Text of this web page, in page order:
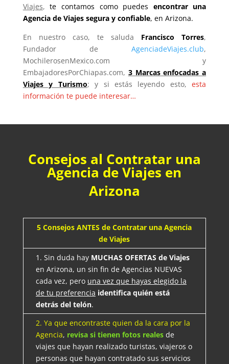
Viajes,te contamos como puedes encontrar una
Agencia de Viajes segura y confiable, en Arizona.
En nuestro caso, te saluda Francisco Torres,
Fundador deAgenciadeViajes.club,
MochilerosenMexico.com y
EmbajadoresPorChiapas.com, 3 Marcas enfocadas a
Viajes y Turismo; y si estás leyendo esto, esta
información te puede interesar…
Consejos al Contratar una
Agencia de Viajes en
Arizona
5 Consejos ANTES de Contratar una Agencia
de Viajes
1. Sin duda hay MUCHAS OFERTAS de Viajes
en Arizona, un sin fin de Agencias NUEVAS
cada vez, pero una vez que hayas elegido la
de tu preferencia identifica quién está
detrás del telón.
2. Ya que encontraste quien da la cara por la
Agencia, revisa si tienen fotos realesde
viajes que hayan realizado turistas, viajeros o
personas que hayan contratado sus servicios